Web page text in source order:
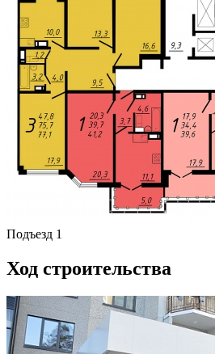
Подъезд 1
Ход строительства